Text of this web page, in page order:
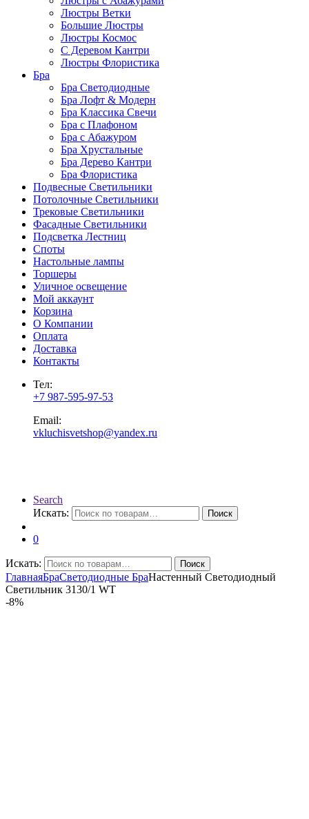
Люстры Ветки
Большие Люстры
Люстры Космос
С Деревом Кантри
Люстры Флористика
Бра
Бра Светодиодные
Бра Лофт & Модерн
Бра Классика Свечи
Бра с Плафоном
Бра с Абажуром
Бра Хрустальные
Бра Дерево Кантри
Бра Флористика
Подвесные Светильники
Потолочные Светильники
Трековые Светильники
Фасадные Светильники
Подсветка Лестниц
Споты
Настольные лампы
Торшеры
Уличное освещение
Мой аккаунт
Корзина
О Компании
Оплата
Доставка
Контакты
Тел:
+7 987-595-97-53
Email:
vkluchisvetshop@yandex.ru
Search
Искать:
Поиск
0
Искать: Поиск
ГлавнаяБраСветодиодные БраНастенный Светодиодный
Светильник 3130/1 WT
-8%